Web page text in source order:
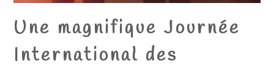
Une magnifique Journée
International des